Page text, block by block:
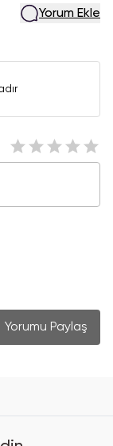
Yorum Ekle
Yorumu Paylaş